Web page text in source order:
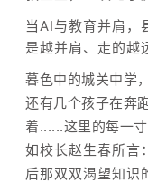
当AI与教育并肩，
是越并肩、走的越
暮色中的城关中学
还有几个孩子在奔
着......这里的每一
如校长赵生春所言
后那双双渴望知识